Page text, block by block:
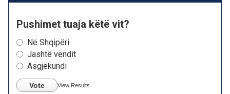
Pushimet tuaja këtë vit?
Në Shqipëri
Jashtë vendit
Asgjëkundi
Vote View Results